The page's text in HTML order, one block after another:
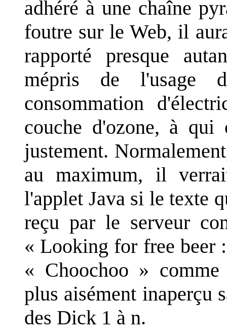
adhéré à une chaîne
foutre sur le Web, il
rapporté presque
mépris de l'usage
consommation
couche d'ozone, à
justement.
au maximum, il
l'applet Java si le texte
reçu par le serveur
« Looking for free beer
« Choochoo » comme
plus aisément inaperçu
des Dick 1 à n.